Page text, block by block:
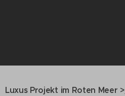
Luxus Projekt im Roten Meer >